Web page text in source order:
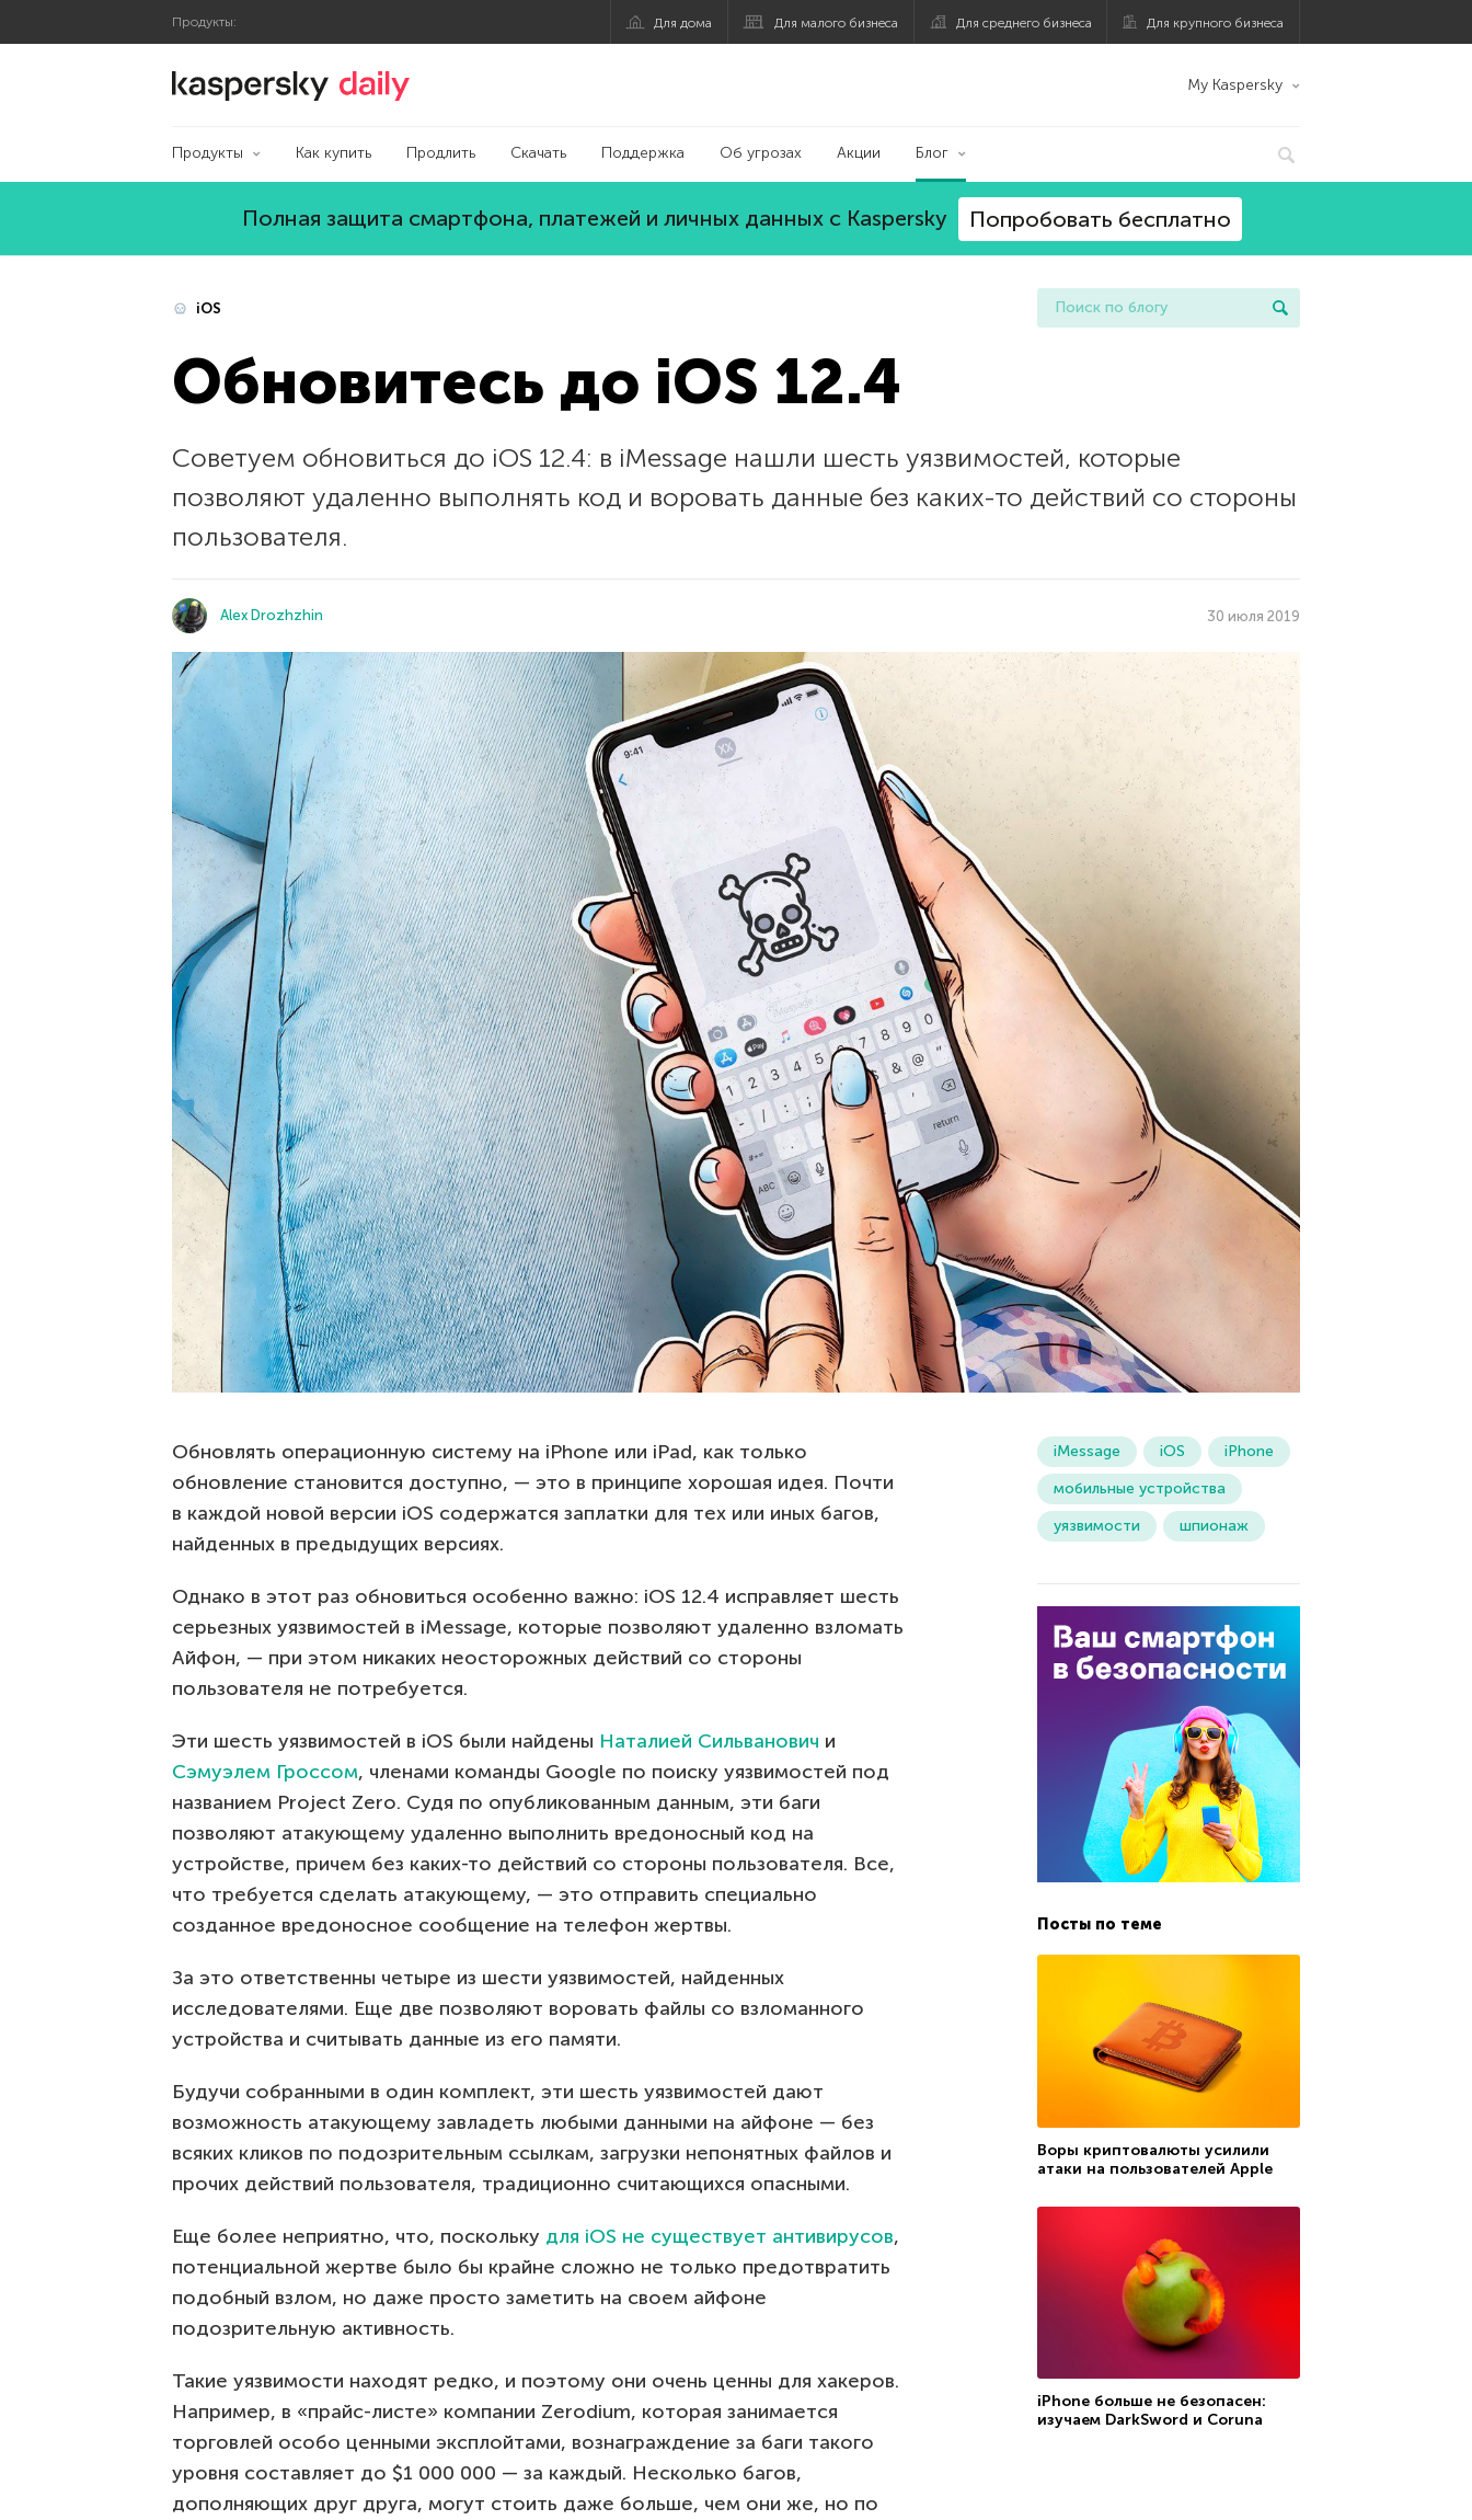
Продукты: Для дома Для малого бизнеса Для среднего бизнеса Для крупного бизнеса
Блог Касперского My Kaspersky
Продукты Как купить Продлить Скачать Поддержка Об угрозах Акции Блог
Полная защита смартфона, платежей и личных данных с Kaspersky Попробовать бесплатно
iOS
Обновитесь до iOS 12.4
Советуем обновиться до iOS 12.4: в iMessage нашли шесть уязвимостей, которые
позволяют удаленно выполнять код и воровать данные без каких-то действий со стороны
пользователя.
Alex Drozhzhin 30 июля 2019
Обновлять операционную систему на iPhone или iPad, как только
обновление становится доступно, — это в принципе хорошая идея. Почти
в каждой новой версии iOS содержатся заплатки для тех или иных багов,
найденных в предыдущих версиях.
Однако в этот раз обновиться особенно важно: iOS 12.4 исправляет шесть
серьезных уязвимостей в iMessage, которые позволяют удаленно взломать
Айфон, — при этом никаких неосторожных действий со стороны
пользователя не потребуется.
Эти шесть уязвимостей в iOS были найдены Наталией Сильванович и
Сэмуэлем Гроссом, членами команды Google по поиску уязвимостей под
названием Project Zero. Судя по опубликованным данным, эти баги
позволяют атакующему удаленно выполнить вредоносный код на
устройстве, причем без каких-то действий со стороны пользователя. Все,
что требуется сделать атакующему, — это отправить специально
созданное вредоносное сообщение на телефон жертвы.
За это ответственны четыре из шести уязвимостей, найденных
исследователями. Еще две позволяют воровать файлы со взломанного
устройства и считывать данные из его памяти.
Будучи собранными в один комплект, эти шесть уязвимостей дают
возможность атакующему завладеть любыми данными на айфоне — без
всяких кликов по подозрительным ссылкам, загрузки непонятных файлов и
прочих действий пользователя, традиционно считающихся опасными.
Еще более неприятно, что, поскольку для iOS не существует антивирусов,
потенциальной жертве было бы крайне сложно не только предотвратить
подобный взлом, но даже просто заметить на своем айфоне
подозрительную активность.
Такие уязвимости находят редко, и поэтому они очень ценны для хакеров.
Например, в «прайс-листе» компании Zerodium, которая занимается
торговлей особо ценными эксплойтами, вознаграждение за баги такого
уровня составляет до $1 000 000 — за каждый. Несколько багов,
дополняющих друг друга, могут стоить даже больше, чем они же, но по
iMessage iOS
iPhone
мобильные устройства
уязвимости
шпионаж
Посты по теме
Воры криптовалюты усилили
атаки на пользователей Apple
iPhone больше не безопасен:
изучаем DarkSword и Coruna